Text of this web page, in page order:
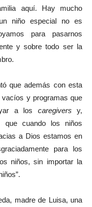
aquí. Hay mucho
niño especial no es
para pasarnos
y sobre todo ser la
que además con esta
y programas que
a los caregivers y,
que cuando los niños
a Dios estamos en
para los
niños, sin importar la
madre de Luisa, una